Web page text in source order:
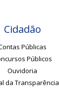
Cidadão
Públicas
Públicos
Ouvidoria
da Transparência